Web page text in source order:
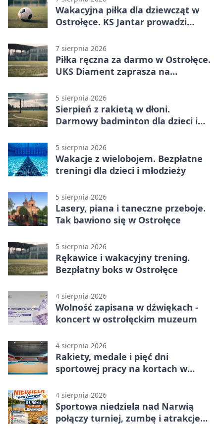
Wakacyjna piłka dla dziewcząt w
Ostrołęce. KS Jantar prowadzi
7 sierpnia 2026
Piłka ręczna za darmo w Ostrołęce.
UKS Diament zaprasza na
5 sierpnia 2026
Sierpień z rakietą w dłoni.
Darmowy badminton dla dzieci i
5 sierpnia 2026
Wakacje z wielobojem. Bezpłatne
treningi dla dzieci i młodzieży
5 sierpnia 2026
Lasery, piana i taneczne przeboje.
Tak bawiono się w Ostrołęce
5 sierpnia 2026
Rękawice i wakacyjny trening.
Bezpłatny boks w Ostrołęce
4 sierpnia 2026
Wolność zapisana w dźwiękach -
koncert w ostrołęckim muzeum
4 sierpnia 2026
Rakiety, medale i pięć dni
sportowej pracy na kortach w
4 sierpnia 2026
Sportowa niedziela nad Narwią
połączy turniej, zumbę i atrakcje